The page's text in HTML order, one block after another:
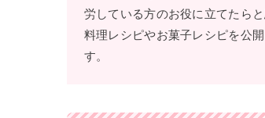
労している方のお役に立てたらと
料理レシピやお菓子レシピを公
す。